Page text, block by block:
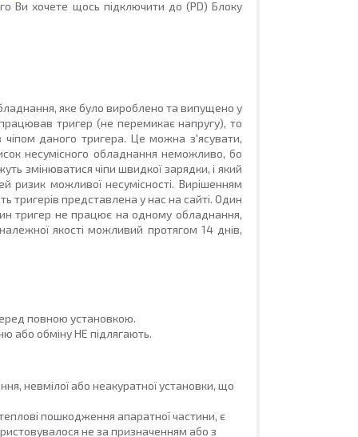
Ви хочете щось підключити до (PD) Блоку
яке було вироблено та випущено у
тригер (не перемикає напругу), то
даного тригера. Це можна з'ясувати,
несумісного обладнання неможливо, бо
змінюватися чіпи швидкої зарядки, і який
можливої несумісності. Вирішенням
тригерів представлена у нас на сайті. Один
тригер не працює на одному обладнання,
якості можливий протягом 14 днів,
повною установкою.
або обміну НЕ підлягають.
невмілої або неакуратної установки, що
пошкодження апаратної частини, є
не за призначенням або з